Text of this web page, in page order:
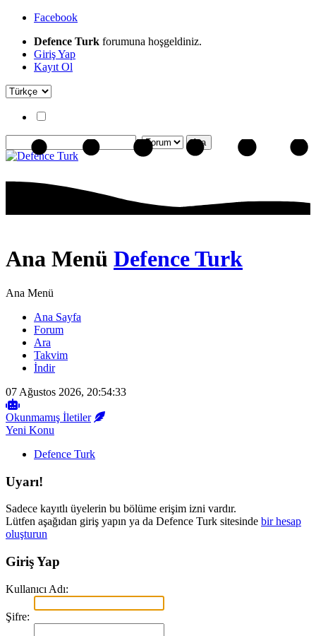
Facebook
Defence Turk forumuna hoşgeldiniz.
Giriş Yap
Kayıt Ol
Ana Menü Defence Turk
Ana Menü
Ana Sayfa
Forum
Ara
Takvim
İndir
07 Ağustos 2026, 20:54:33
Okunmamış İletiler
Yeni Konu
Defence Turk
Uyarı!
Sadece kayıtlı üyelerin bu bölüme erişim izni vardır.
Lütfen aşağıdan giriş yapın ya da Defence Turk sitesinde bir hesap
oluşturun
Giriş Yap
Kullanıcı Adı:
Şifre: